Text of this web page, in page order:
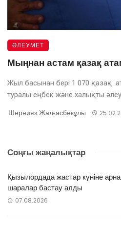
ӘЛЕУМЕТ
Мыңнан астам қазақ
Жыл басынан бері 1 070 қазақ
туралы еңбек және халықты
Шернияз Жалғасбекұлы
Соңғы жаңалықтар
Қызылордада жастар күніне
шаралар бастау алды
07.08.2026